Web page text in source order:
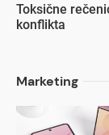
Toksične
konflikta
Marketing